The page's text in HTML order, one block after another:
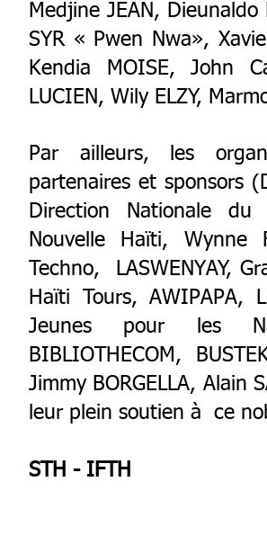
Medjine JEAN,
SYR « Pwen Nwa»,
Kendia MOISE, John
LUCIEN, Wily ELZY,
Par ailleurs, les
partenaires et sponsors
Direction Nationale
Nouvelle Haïti, Wynne
Techno, LASWENYAY,
Haïti Tours, AWIPAPA,
Jeunes pour les
BIBLIOTHECOM,
Jimmy BORGELLA, Alain
leur plein soutien à ce
STH - IFTH